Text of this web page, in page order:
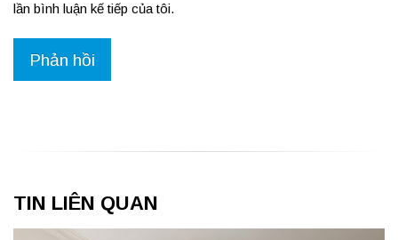
lần bình luận kế tiếp của tôi.
TIN LIÊN QUAN